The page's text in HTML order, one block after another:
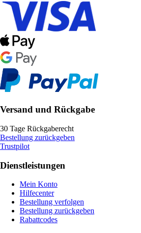
Versand und Rückgabe
30 Tage Rückgaberecht
Bestellung zurückgeben
Trustpilot
Dienstleistungen
Mein Konto
Hilfecenter
Bestellung verfolgen
Bestellung zurückgeben
Rabattcodes